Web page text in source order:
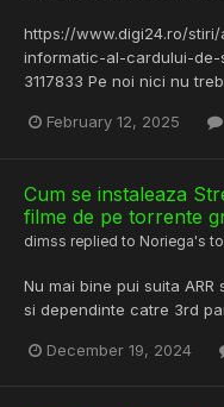
https://www.digi24.ro/
informatic-al-cardului-
3117833 Pe noi nici nu
February 12, 2025
Cum se instaleaza
filme de pe torrente
dimss replied to Noriega's
Nu mai bine pui suita
si dependinte catre 3rd
December 19, 2024